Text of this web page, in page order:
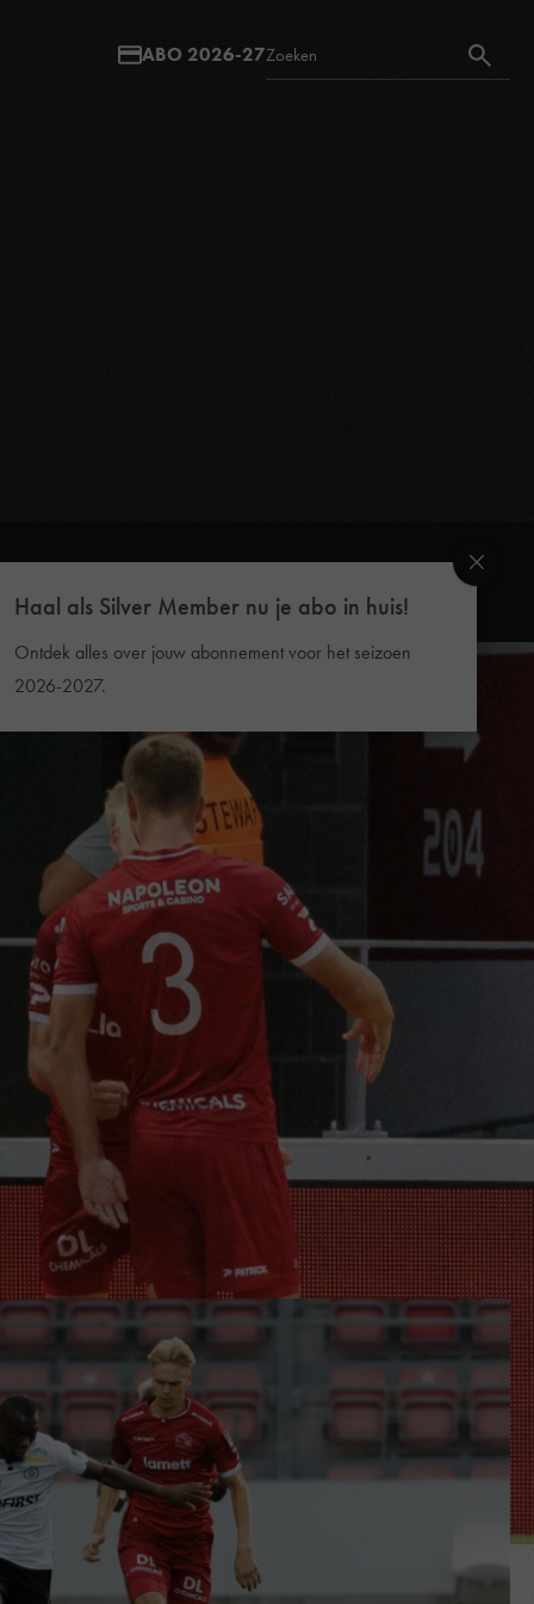
Haal als Silver Member nu je abo in huis!
Ontdek alles over jouw abonnement voor het seizoen
2026-2027.
ABO 2026-27